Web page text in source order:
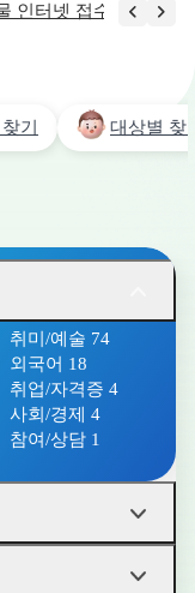
인터넷 접수 물놀이
기 대상별 찾
취미/예술 74
외국어 18
취업/자격증 4
사회/경제 4
참여/상담 1